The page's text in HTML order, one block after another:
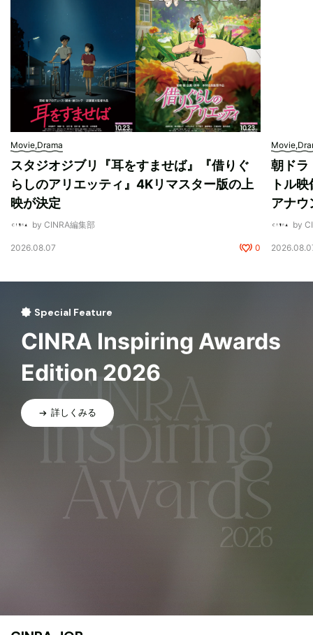
Movie,Drama
スタジオジブリ『耳をすませば』『借りぐ
らしのアリエッティ』4Kリマスター版の上
映が決定
by CINRA編集部
2026.08.07 0
朝ドラ
トル
アナウ
by
Special Feature
CINRA Inspiring Awards
Edition 2026
詳しくみる